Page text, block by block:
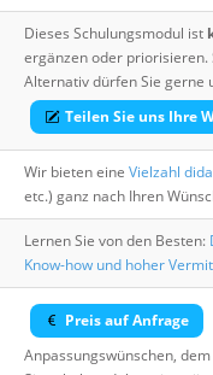
Dieses Schulungsmodul ist
ergänzen oder priorisieren.
Alternativ dürfen Sie gerne
Teilen Sie uns Ihre
Wir bieten eine Vielzahl
etc.) ganz nach Ihren
Lernen Sie von den Besten:
Know-how und hoher
Preis auf Anfrage
Anpassungswünschen,